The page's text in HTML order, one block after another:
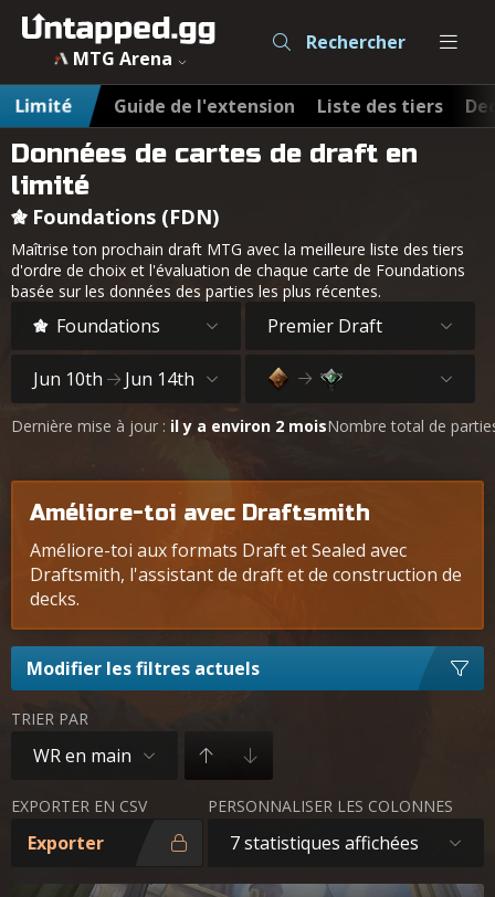
MTG Arena
Rechercher
Limité Guide de l'extension Liste des tiers
Données de cartes de draft en
limité
Foundations (FDN)
Maîtrise ton prochain draft MTG avec la meilleure liste des tiers
d'ordre de choix et l'évaluation de chaque carte de Foundations
basée sur les données des parties les plus récentes.
Foundations Premier Draft
Jun 10th Jun 14th
Dernière mise à jour : il y a environ 2 moisNombre total de
Améliore-toi avec Draftsmith
Améliore-toi aux formats Draft et Sealed avec
Draftsmith, l'assistant de draft et de construction de
decks.
Modifier les filtres actuels
TRIER PAR
WR en main
EXPORTER EN CSV
Exporter
PERSONNALISER LES COLONNES
7 statistiques affichées